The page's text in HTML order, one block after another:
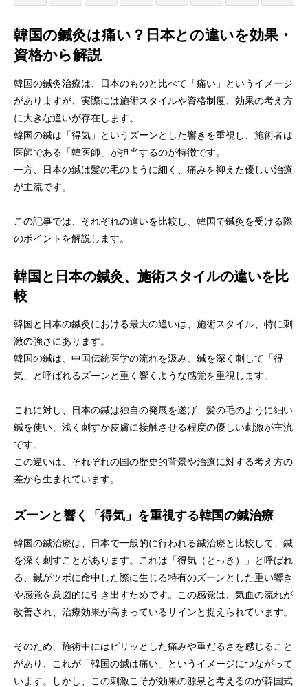
韓国の鍼灸は痛い？日本との違いを効果・
資格から解説
韓国の鍼灸治療は、日本のものと比べて「痛い」というイメージ
がありますが、実際には施術スタイルや資格制度、効果の考え方
に大きな違いが存在します。
韓国の鍼は「得気」というズーンとした響きを重視し、施術者は
医師である「韓医師」が担当するのが特徴です。
一方、日本の鍼は髪の毛のように細く、痛みを抑えた優しい治療
が主流です。
この記事では、それぞれの違いを比較し、韓国で鍼灸を受ける際
のポイントを解説します。
韓国と日本の鍼灸、施術スタイルの違いを比
較
韓国と日本の鍼灸における最大の違いは、施術スタイル、特に刺
激の強さにあります。
韓国の鍼は、中国伝統医学の流れを汲み、鍼を深く刺して「得
気」と呼ばれるズーンと重く響くような感覚を重視します。
これに対し、日本の鍼は独自の発展を遂げ、髪の毛のように細い
鍼を使い、浅く刺すか皮膚に接触させる程度の優しい刺激が主流
です。
この違いは、それぞれの国の歴史的背景や治療に対する考え方の
差から生まれています。
ズーンと響く「得気」を重視する韓国の鍼治療
韓国の鍼治療は、日本で一般的に行われる鍼治療と比較して、鍼
を深く刺すことがあります。これは「得気（とっき）」と呼ばれ
る、鍼がツボに命中した際に生じる特有のズーンとした重い響き
や感覚を意図的に引き出すためです。この感覚は、気血の流れが
改善され、治療効果が高まっているサインと捉えられています。
そのため、施術中にはピリッとした痛みや重だるさを感じること
があり、これが「韓国の鍼は痛い」というイメージにつながって
います。しかし、この刺激こそが効果の源泉と考えるのが韓国式